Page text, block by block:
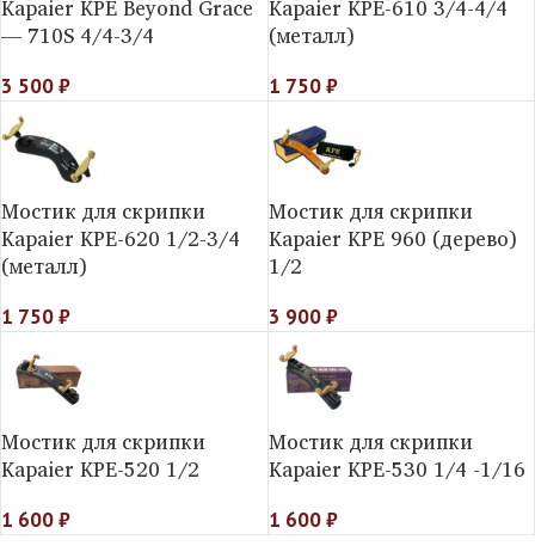
Kapaier KPE Beyond Grace
— 710S 4/4-3/4
3 500₽
Kapaier KPE-610 3/4-4/4
(металл)
1 750₽
Мостик для скрипки
Kapaier KPE-620 1/2-3/4
(металл)
1 750₽
Мостик для скрипки
Kapaier KPE 960 (дерево)
1/2
3 900₽
Мостик для скрипки
Kapaier KPE-520 1/2
1 600₽
Мостик для скрипки
Kapaier KPE-530 1/4 -1/16
1 600₽